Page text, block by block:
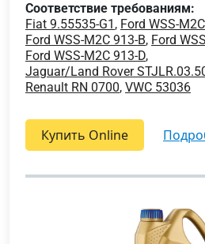
Соответствие требованиям:
Fiat 9.55535-G1 , Ford WSS-
Ford WSS-M2C 913-B, Ford
Ford WSS-M2C 913-D,
Jaguar/Land Rover
Renault RN 0700, VWC 53036
Купить Online